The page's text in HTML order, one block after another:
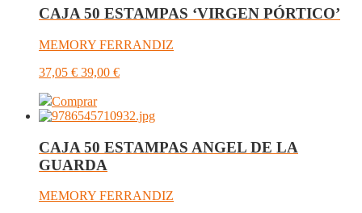
CAJA 50 ESTAMPAS ‘VIRGEN PÓRTICO’
MEMORY FERRANDIZ
37,05 € 39,00 €
Comprar
CAJA 50 ESTAMPAS ANGEL DE LA
GUARDA
MEMORY FERRANDIZ